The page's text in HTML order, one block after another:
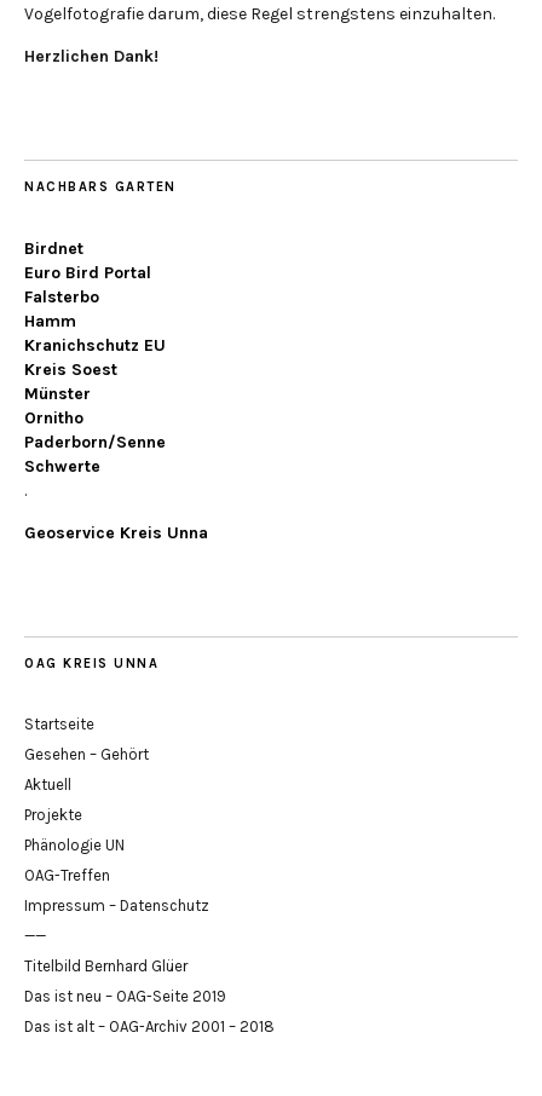
Vogelfotografie darum, diese Regel strengstens einzuhalten.
Herzlichen Dank!
NACHBARS GARTEN
Birdnet
Euro Bird Portal
Falsterbo
Hamm
Kranichschutz EU
Kreis Soest
Münster
Ornitho
Paderborn/Senne
Schwerte
.
Geoservice Kreis Unna
OAG KREIS UNNA
Startseite
Gesehen – Gehört
Aktuell
Projekte
Phänologie UN
OAG-Treffen
Impressum – Datenschutz
——
Titelbild Bernhard Glüer
Das ist neu – OAG-Seite 2019
Das ist alt – OAG-Archiv 2001 – 2018